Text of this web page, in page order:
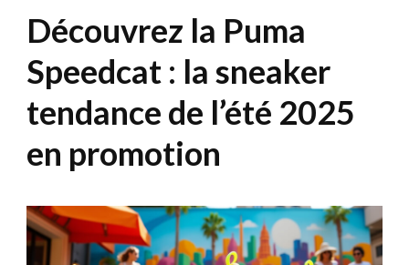
Découvrez la Puma
Speedcat : la sneaker
tendance de l’été 2025
en promotion